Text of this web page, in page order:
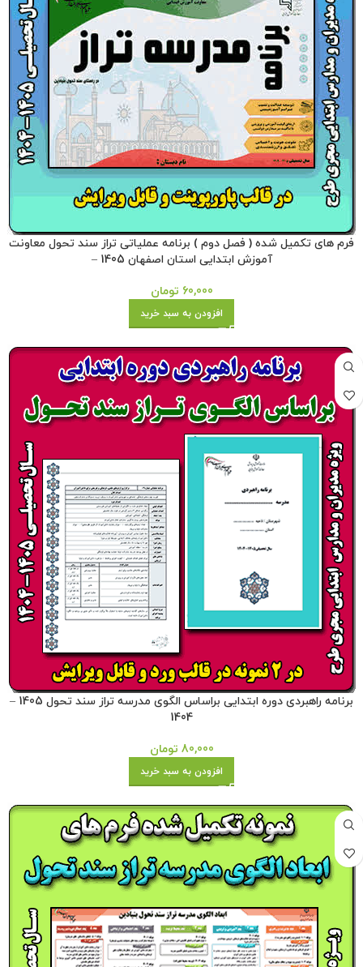
فرم های تکمیل شده ( فصل دوم ) برنامه عملیاتی تراز سند تحول معاونت
آموزش ابتدایی استان اصفهان 1405 –
60,000 تومان
افزودن به سبد خرید
برنامه راهبردی دوره ابتدایی براساس الگوی مدرسه تراز سند تحول 1405 –
1404
80,000 تومان
افزودن به سبد خرید